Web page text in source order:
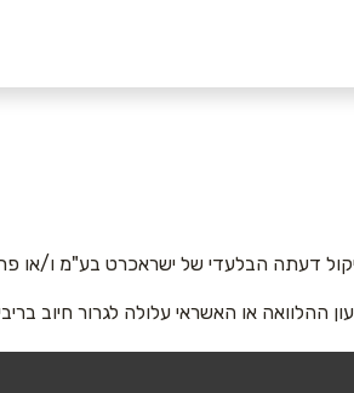
אימייל*
דעתה הבלעדי של ישראכרט בע"מ ו/או
ההלוואה או האשראי עלולה לגרור חיוב